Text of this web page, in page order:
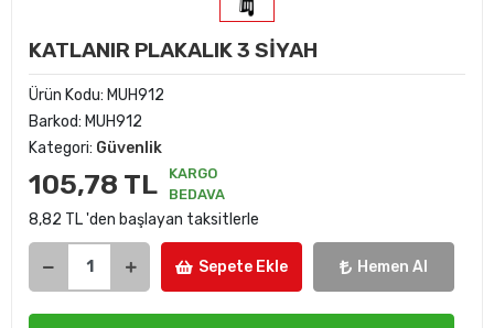
KATLANIR PLAKALIK 3 SİYAH
Ürün Kodu: MUH912
Barkod: MUH912
Kategori: Güvenlik
105,78 TL
KARGO
BEDAVA
8,82 TL 'den başlayan taksitlerle
Sepete Ekle Hemen Al